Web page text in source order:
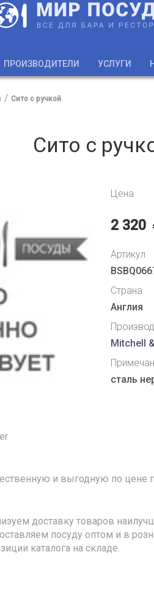
ПРОИЗВОДИТЕЛИ УСЛУГИ
Сито с ручкой
Сито с
Цена
2 320
Артикул
Страна
Англия
Mitchell
сталь
и выгодную по цене
доставку товаров
посуду оптом и в
каталога на складе.